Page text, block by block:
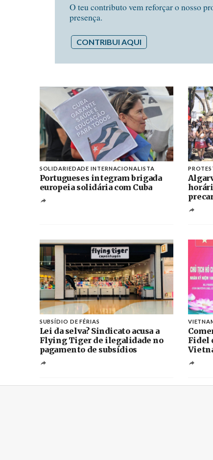
O teu contributo vem reforçar o nosso
presença.
CONTRIBUI AQUI
SOLIDARIEDADE INTERNACIONALISTA
Portugueses integram brigada
europeia solidária com Cuba
SUBSÍDIO DE FÉRIAS
Lei da selva? Sindicato acusa a
Flying Tiger de ilegalidade no
pagamento de subsídios
Fidel